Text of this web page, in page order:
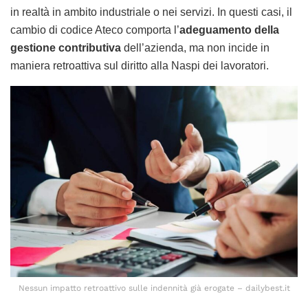
in realtà in ambito industriale o nei servizi. In questi casi, il
cambio di codice Ateco comporta l’adeguamento della
gestione contributiva dell’azienda, ma non incide in
maniera retroattiva sul diritto alla Naspi dei lavoratori.
Nessun impatto retroattivo sulle indennità già erogate – dailybest.it